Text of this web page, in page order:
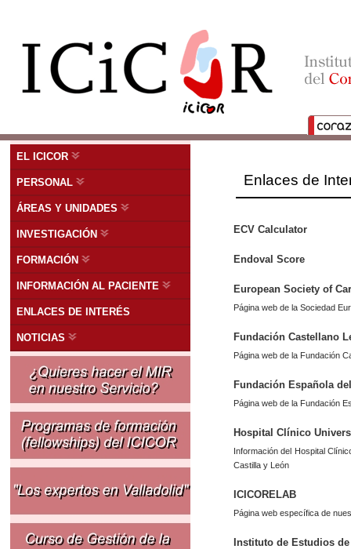
EL ICICOR
PERSONAL
ÁREAS Y UNIDADES
INVESTIGACIÓN
FORMACIÓN
INFORMACIÓN AL PACIENTE
ENLACES DE INTERÉS
NOTICIAS
Enlaces de
ECV Calculator
Endoval Score
European Society of
Página web de la Sociedad
Fundación Castellano
Página web de la Fundación
Fundación Española
Página web de la Fundación
Hospital Clínico
Información del Hospital
Castilla y León
ICICORELAB
Página web específica de
Instituto de Estudios